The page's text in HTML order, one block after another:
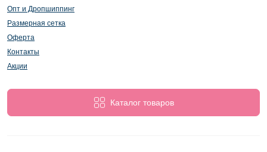
Опт и Дропшиппинг
Размерная сетка
Оферта
Контакты
Акции
Каталог товаров